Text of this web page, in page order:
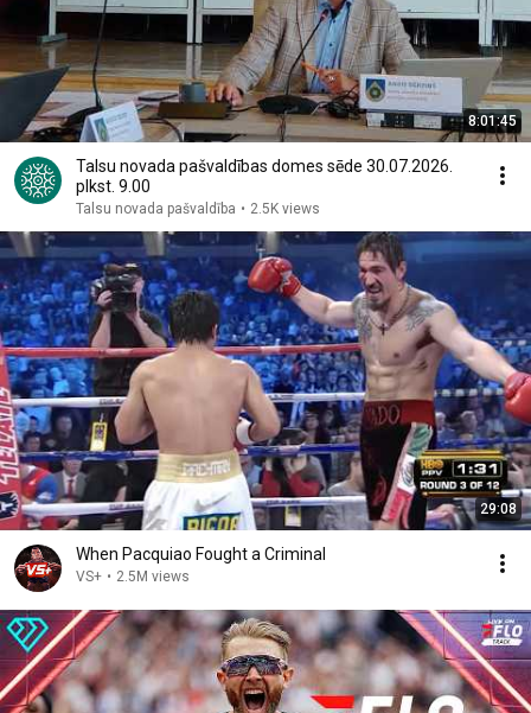
8:01:45
Talsu novada pašvaldības domes sēde 30.07.2026.
plkst. 9.00
Talsu novada pašvaldība • 2.5K views
29:08
When Pacquiao Fought a Criminal
VS+ • 2.5M views